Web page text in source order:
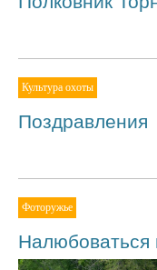
Культура охоты
Поздравления
Фоторужье
Налюбоваться